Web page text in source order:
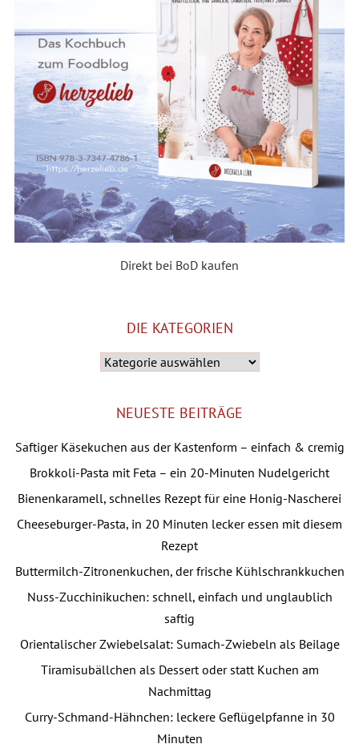
Direkt bei BoD kaufen
DIE KATEGORIEN
NEUESTE BEITRÄGE
Saftiger Käsekuchen aus der Kastenform – einfach & cremig
Brokkoli-Pasta mit Feta – ein 20-Minuten Nudelgericht
Bienenkaramell, schnelles Rezept für eine Honig-Nascherei
Cheeseburger-Pasta, in 20 Minuten lecker essen mit diesem
Rezept
Buttermilch-Zitronenkuchen, der frische Kühlschrankkuchen
Nuss-Zucchinikuchen: schnell, einfach und unglaublich
saftig
Orientalischer Zwiebelsalat: Sumach-Zwiebeln als Beilage
Tiramisubällchen als Dessert oder statt Kuchen am
Nachmittag
Curry-Schmand-Hähnchen: leckere Geflügelpfanne in 30
Minuten